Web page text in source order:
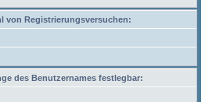
von Registrierungsversuchen:
des Benutzernames festlegbar: